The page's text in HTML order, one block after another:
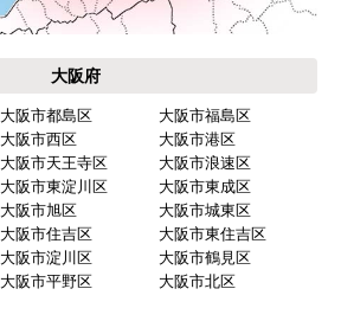
大阪府
大阪市都島区
大阪市福島区
大阪市西区
大阪市港区
大阪市天王寺区
大阪市浪速区
大阪市東淀川区
大阪市東成区
大阪市旭区
大阪市城東区
大阪市住吉区
大阪市東住吉区
大阪市淀川区
大阪市鶴見区
大阪市平野区
大阪市北区